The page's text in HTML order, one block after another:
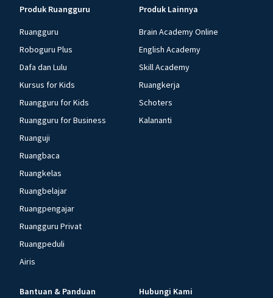
Produk Ruangguru
Ruangguru
Roboguru Plus
Dafa dan Lulu
Kursus for Kids
Ruangguru for Kids
Ruangguru for Business
Ruanguji
Ruangbaca
Ruangkelas
Ruangbelajar
Ruangpengajar
Ruangguru Privat
Ruangpeduli
Airis
Produk Lainnya
Brain Academy Online
English Academy
Skill Academy
Ruangkerja
Schoters
Kalananti
Bantuan & Panduan Hubungi Kami